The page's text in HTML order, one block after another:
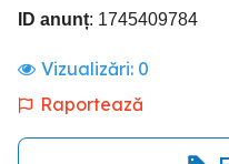
ID anunț: 1745409784
Vizualizări: 0
Raportează